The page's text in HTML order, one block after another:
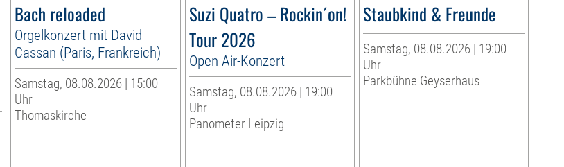
Bach reloaded
Orgelkonzert mit David
Cassan (Paris, Frankreich)
Samstag, 08.08.2026 | 15:00
Uhr
Thomaskirche
Suzi Quatro – Rockin´on!
Tour 2026
Open Air-Konzert
Samstag, 08.08.2026 | 19:00
Uhr
Panometer Leipzig
Staubkind & Freunde
Samstag, 08.08.2026 | 19:00
Uhr
Parkbühne Geyserhaus